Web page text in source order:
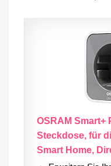
OSRAM Smart+
Steckdose, für
Smart Home,